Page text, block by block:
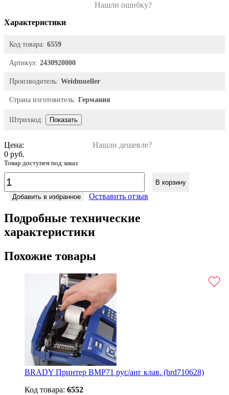
Нашли ошибку?
Характеристики
Код товара: 6559
Артикул: 2430920000
Производитель: Weidmueller
Страна изготовитель: Германия
Штрихкод: Показать
Цена:
Нашли дешевле?
0 руб.
Товар доступен под заказ
В корзину
Добавить в избранное
Оствавить отзыв
Подробные технические
характеристики
Похожие товары
BRADY Принтер BMP71 рус/анг клав. (brd710628)
Код товара: 6552